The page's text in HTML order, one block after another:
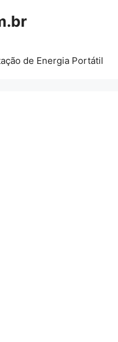
de Energia Portátil